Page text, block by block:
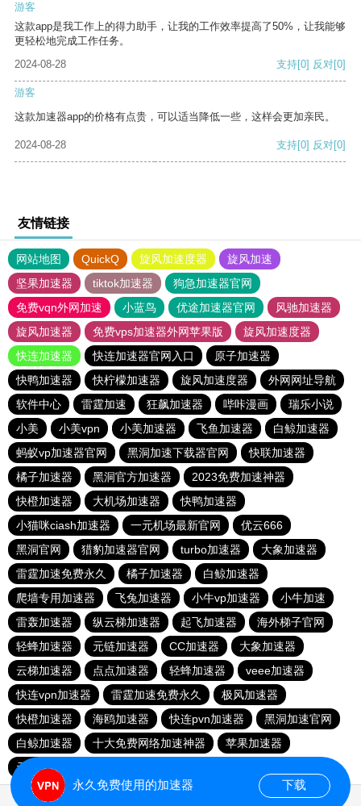
游客
这款app是我工作上的得力助手，让我的工作效率提高了50%，让我能够
更轻松地完成工作任务。
2024-08-28
支持[0] 反对[0]
游客
这款加速器app的价格有点贵，可以适当降低一些，这样会更加亲民。
2024-08-28 支持[0] 反对[0]
友情链接
网站地图 QuickQ 旋风加速度器
旋风加速
坚果加速器
tiktok加速器
狗急加速器官网
免费vqn外网加速
小蓝鸟 优途加速器官网
风驰加速器
旋风加速器
免费vps加速器外网苹果版
旋风加速度器
快连加速器
快连加速器官网入口
原子加速器
快鸭加速器
快柠檬加速器 旋风加速度器
外网网址导航
软件中心
雷霆加速 狂飙加速器 哔咔漫画
瑞乐小说
小美
小美vpn 小美加速器 飞鱼加速器
白鲸加速器
蚂蚁vp加速器官网
黑洞加速下载器官网
快联加速器
橘子加速器
黑洞官方加速器
2023免费加速神器
快橙加速器
大机场加速器
快鸭加速器
小猫咪ciash加速器
一元机场最新官网
优云666
黑洞官网
猎豹加速器官网 turbo加速器
大象加速器
雷霆加速免费永久
橘子加速器
白鲸加速器
爬墙专用加速器
飞兔加速器 小牛vp加速器
小牛加速
雷轰加速器
纵云梯加速器 起飞加速器
海外梯子官网
轻蜂加速器
元链加速器 CC加速器
大象加速器
云梯加速器
点点加速器 轻蜂加速器
veee加速器
快连vρn加速器
雷霆加速免费永久
极风加速器
快橙加速器
海鸥加速器 快连pvn加速器
黑洞加速官网
白鲸加速器
十大免费网络加速神器
苹果加速器
元链加速器
永久免费使用的加速器 下载